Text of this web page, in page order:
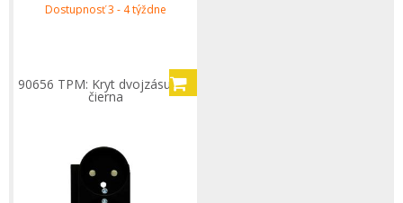
Dostupnosť 3 - 4 týždne
90656 TPM: Kryt dvojzásuvky,
čierna